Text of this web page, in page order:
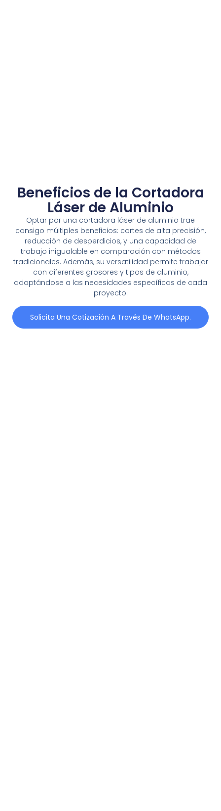
Beneficios de la Cortadora
Láser de Aluminio
Optar por una cortadora láser de aluminio trae
consigo múltiples beneficios: cortes de alta precisión,
reducción de desperdicios, y una capacidad de
trabajo inigualable en comparación con métodos
tradicionales. Además, su versatilidad permite trabajar
con diferentes grosores y tipos de aluminio,
adaptándose a las necesidades específicas de cada
proyecto.
Solicita Una Cotización A Través De WhatsApp.